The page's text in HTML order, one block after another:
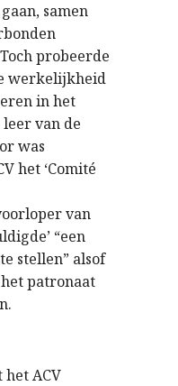
samen
Toch probeerde
werkelijkheid
in het
van de
was
het ‘Comité
van
“een
stellen” alsof
patronaat
ACV